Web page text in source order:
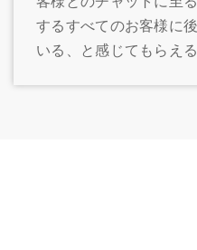
するすべてのお客様に
いる、と感じてもらえ